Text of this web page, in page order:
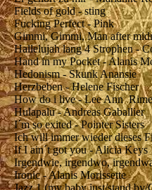
Fields of gold - sting
Fucking Perfect - Pink
Gimmi, Gimmi, Man after
Hallelujah lang 4 Strophen -
Hand in my Pocket - Alanis
Hedonism - Skunk Anansie
Herzbeben - Helene Fischer
How do i live - Lee Ann
Hulapalu - Andreas Gaballier
I´m so exited - Pointer Sisters
Ich will immer wieder dieses
If I ain´t got you - Alicia Keys
Irgendwie, irgendwo,
Ironic - Alanis Morissette